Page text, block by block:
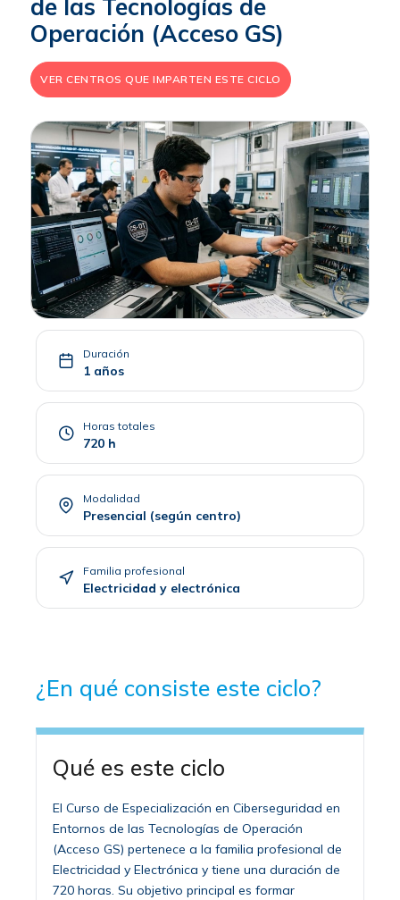
de las Tecnologías de
Operación (Acceso GS)
VER CENTROS QUE IMPARTEN ESTE CICLO
Duración
1 años
Horas totales
720 h
Modalidad
Presencial (según centro)
Familia profesional
Electricidad y electrónica
¿En qué consiste este ciclo?
Qué es este ciclo
El Curso de Especialización en Ciberseguridad en
Entornos de las Tecnologías de Operación
(Acceso GS) pertenece a la familia profesional de
Electricidad y Electrónica y tiene una duración de
720 horas. Su objetivo principal es formar